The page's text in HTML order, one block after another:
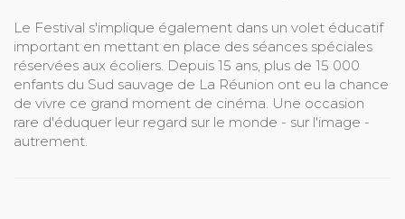
Le Festival s'implique également dans un volet éducatif
important en mettant en place des séances spéciales
réservées aux écoliers. Depuis 15 ans, plus de 15 000
enfants du Sud sauvage de La Réunion ont eu la chance
de vivre ce grand moment de cinéma. Une occasion
rare d'éduquer leur regard sur le monde - sur l'image -
autrement.